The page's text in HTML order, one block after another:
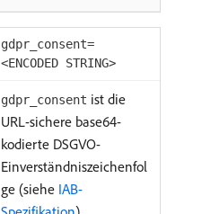
gdpr_consent=
<ENCODED STRING>
gdpr_consent ist die
URL-sichere base64-
kodierte DSGVO-
Einverständniszeichenfol
ge (siehe IAB-